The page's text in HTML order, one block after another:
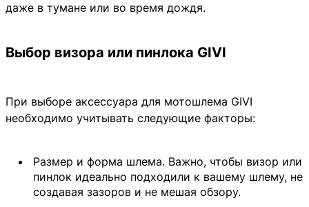
даже в тумане или во время дождя.
Выбор визора или пинлока GIVI
При выборе аксессуара для мотошлема GIVI
необходимо учитывать следующие факторы:
Размер и форма шлема. Важно, чтобы визор или
пинлок идеально подходили к вашему шлему, не
создавая зазоров и не мешая обзору.